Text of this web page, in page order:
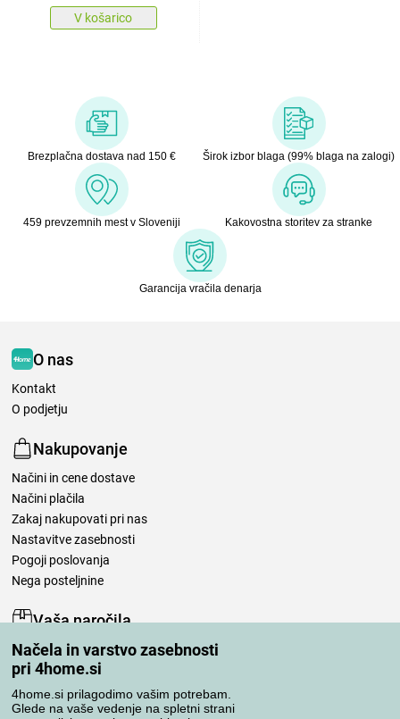
Načela in varstvo zasebnosti
pri 4home.si
4home.si prilagodimo vašim potrebam.
Glede na vaše vedenje na spletni strani
V košarico
Brezplačna dostava nad 150 € Širok izbor blaga (99% blaga na zalogi)
459 prevzemnih mest v Sloveniji Kakovostna storitev za stranke
Garancija vračila denarja
O nas
Kontakt
O podjetju
Nakupovanje
Načini in cene dostave
Načini plačila
Zakaj nakupovati pri nas
Nastavitve zasebnosti
Pogoji poslovanja
Nega posteljnine
Vaša naročila
Moj račun
Pregled naročil
Reklamacija
Odstop od kupoprodajne pogodbe